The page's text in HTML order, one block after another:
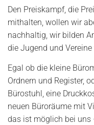
Den Preiskampf, die
mithalten, wollen wir
nachhaltig, wir bilden
die Jugend und Vereine
Egal ob die kleine
Ordnern und Register,
Bürostuhl, eine
neuen Büroräume mit
das ist möglich bei uns